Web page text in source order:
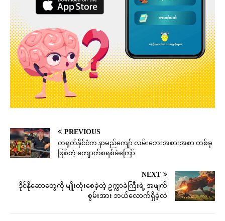
PREVIOUS
တရုတ်နိုင်ငံက နာမည်ကျော် လမ်းဘေးအစားအစာ တစ်ခု
ဖြစ်တဲ့ ကျောက်စရစ်ခဲကြော်
NEXT
ဒိုင်နိုဆောတွေကို မျိုးတုံးစေခဲ့တဲ့ ဥက္ကာခဲကြီးရဲ့ အဖျက်
စွမ်းအား ဘယ်လောက်ရှိခဲ့လဲ